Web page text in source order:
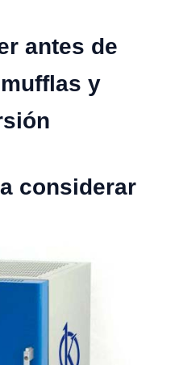
antes de
y
considerar